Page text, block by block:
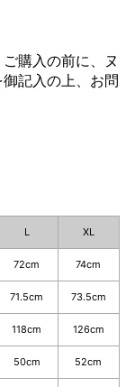
購入の前に、ヌ
記入の上、お問
L XL
72cm 74cm
71.5cm 73.5cm
118cm 126cm
50cm 52cm